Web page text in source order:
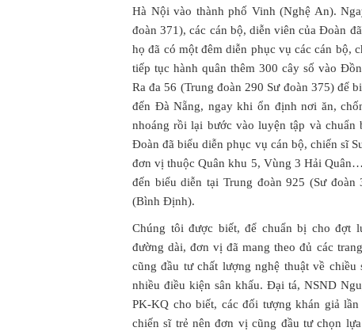
Hà Nội vào thành phố Vinh (Nghệ An).
đoàn 371), các cán bộ, diễn viên của Đoàn
họ đã có một đêm diễn phục vụ các cán bộ,
tiếp tục hành quân thêm 300 cây số vào
Ra đa 56 (Trung đoàn 290 Sư đoàn 375)
đến Đà Nẵng, ngay khi ổn định nơi ăn,
nhoáng rồi lại bước vào luyện tập và
Đoàn đã biểu diễn phục vụ cán bộ, chiến sĩ
đơn vị thuộc Quân khu 5, Vùng 3 Hải
đến biểu diễn tại Trung đoàn 925 (Sư
(Bình Định).
Chúng tôi được biết, để chuẩn bị cho đợt
đường dài, đơn vị đã mang theo đủ các
cũng đầu tư chất lượng nghệ thuật về
nhiều điều kiện sân khấu. Đại tá, NSND
PK-KQ cho biết, các đối tượng khán giả
chiến sĩ trẻ nên đơn vị cũng đầu tư chọn